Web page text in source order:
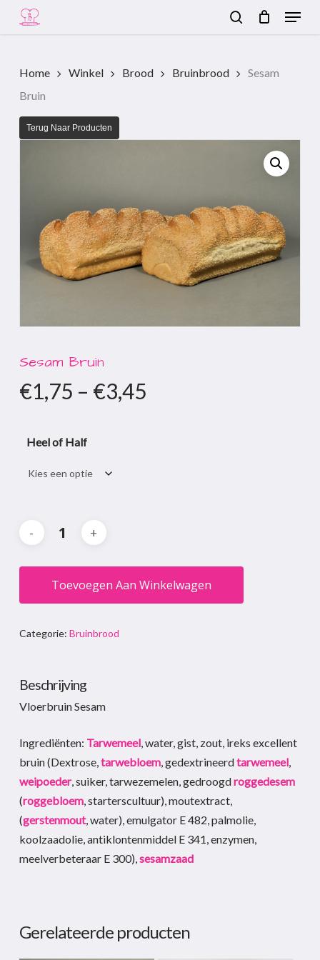
content
Menu
Home Winkel Brood Bruinbrood
Sesam
Bruin
Terug Naar Producten
Sesam Bruin
€1,75 – €3,45
Heel of Half
Toevoegen Aan Winkelwagen
Categorie: Bruinbrood
Beschrijving
Vloerbruin Sesam
Ingrediënten: Tarwemeel, water, gist, zout, ireks excellent
bruin (Dextrose,tarwebloem, gedextrineerdtarwemeel,
weipoeder, suiker, tarwezemelen, gedroogdroggedesem
(roggebloem, starterscultuur), moutextract,
(gerstenmout, water), emulgator E 482, palmolie,
koolzaadolie, antiklontenmiddel E 341, enzymen,
meelverbeteraar E 300),sesamzaad
Gerelateerde producten